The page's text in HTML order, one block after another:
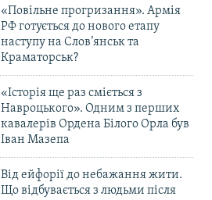
«Повільне прогризання». Армія
РФ готується до нового етапу
наступу на Слов’янськ та
Краматорськ?
«Історія ще раз сміється з
Навроцького». Одним з перших
кавалерів Ордена Білого Орла був
Іван Мазепа
Від ейфорії до небажання жити.
Що відбувається з людьми після